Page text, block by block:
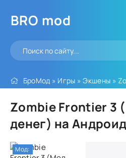
BRO mod
БроМод » Игры »Экшены »
Zombie Frontier 3
денег) на Андроид
Мод: